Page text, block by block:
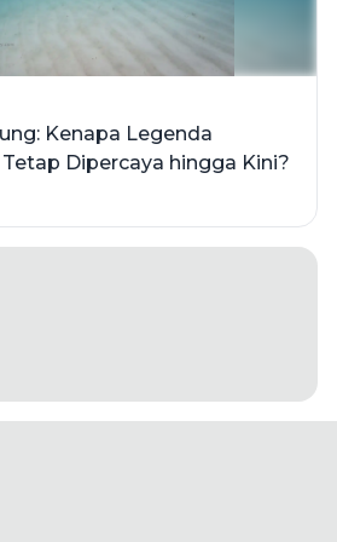
Kenapa Legenda
Dipercaya hingga Kini?